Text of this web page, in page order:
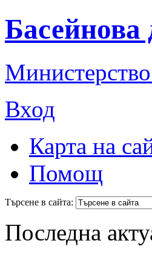
Басейнова
Вход
Карта на
Помощ
Търсене в сайта:
Последна